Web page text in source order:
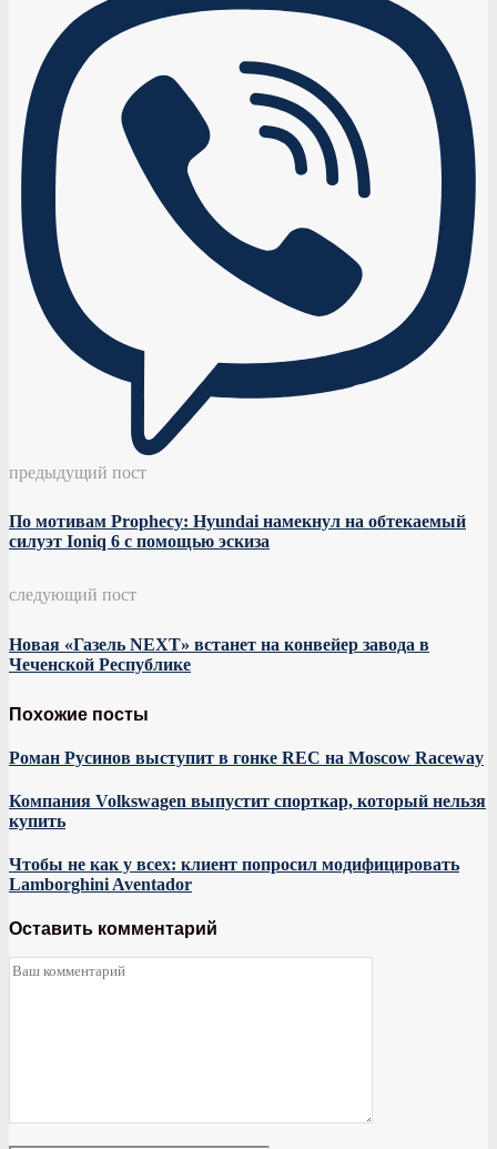
предыдущий пост
По мотивам Prophecy: Hyundai намекнул на обтекаемый
силуэт Ioniq 6 с помощью эскиза
следующий пост
Новая «Газель NEXT» встанет на конвейер завода в
Чеченской Республике
Похожие посты
Роман Русинов выступит в гонке REC на Moscow Raceway
Компания Volkswagen выпустит спорткар, который нельзя
купить
Чтобы не как у всех: клиент попросил модифицировать
Lamborghini Aventador
Оставить комментарий